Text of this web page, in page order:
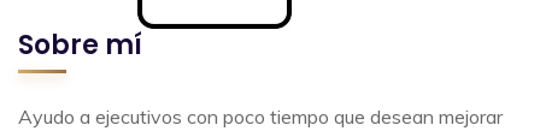
Sobre mí
Ayudo a ejecutivos con poco tiempo que desean mejorar